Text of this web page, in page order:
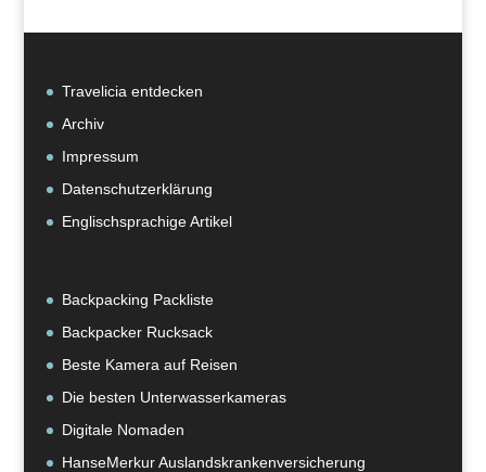
Travelicia entdecken
Archiv
Impressum
Datenschutzerklärung
Englischsprachige Artikel
Backpacking Packliste
Backpacker Rucksack
Beste Kamera auf Reisen
Die besten Unterwasserkameras
Digitale Nomaden
HanseMerkur Auslandskrankenversicherung